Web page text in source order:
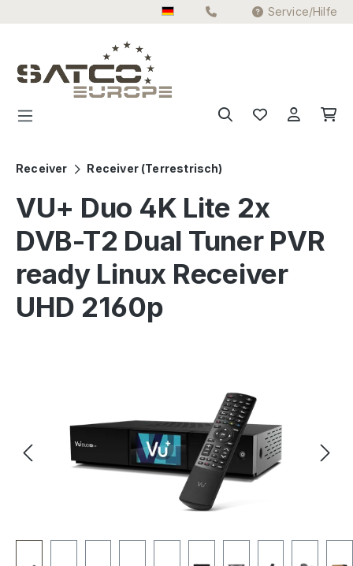
Zum Hauptinhalt springen Service/Hilfe
Receiver Receiver (Terrestrisch)
VU+ Duo 4K Lite 2x
DVB-T2 Dual Tuner PVR
ready Linux Receiver
UHD 2160p